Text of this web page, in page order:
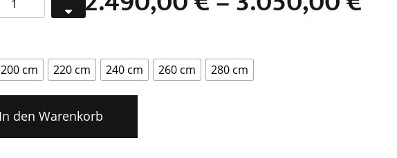
200 cm 220 cm 240 cm 260 cm 280 cm
In den Warenkorb